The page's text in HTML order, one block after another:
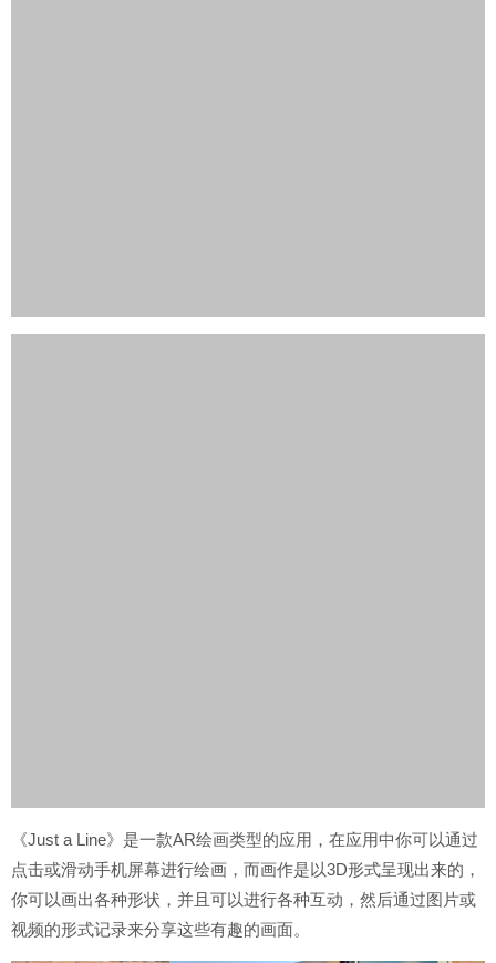
《Just a Line》是一款AR绘画类型的应用，在应用中你可以通过
点击或滑动手机屏幕进行绘画，而画作是以3D形式呈现出来的，
你可以画出各种形状，并且可以进行各种互动，然后通过图片或
视频的形式记录来分享这些有趣的画面。